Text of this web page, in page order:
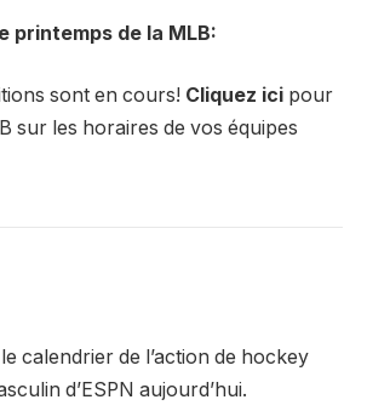
printemps de la MLB:
sont en cours! Cliquez ici pour
sur les horaires de vos équipes
calendrier de l’action de hockey
d’ESPN aujourd’hui.